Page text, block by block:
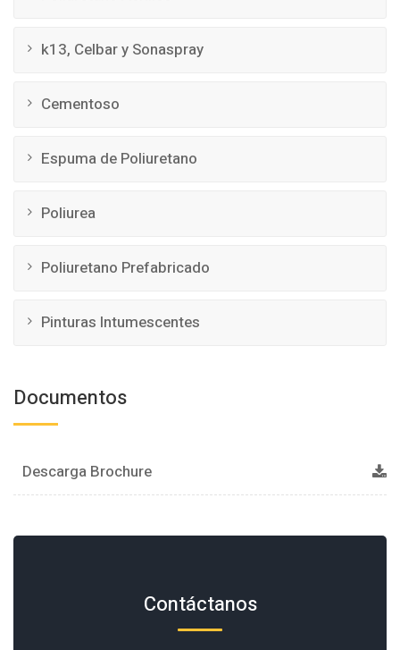
k13, Celbar y Sonaspray
Cementoso
Espuma de Poliuretano
Poliurea
Poliuretano Prefabricado
Pinturas Intumescentes
Documentos
Descarga Brochure
Contáctanos